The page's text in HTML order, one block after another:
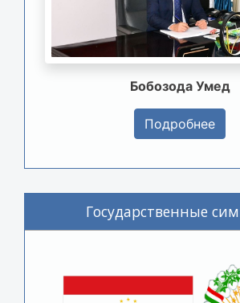
Бобозода Умед
Подробнее
Государственные